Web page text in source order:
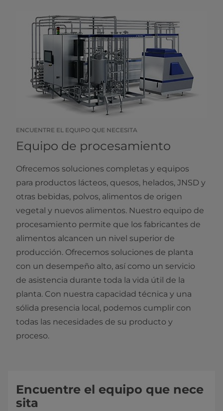
ENCUENTRE EL EQUIPO QUE NECESITA
Equipo de procesamiento
Ofrecemos soluciones completas y equipos
para productos lácteos, quesos, helados, JNSD y
otras bebidas, polvos, alimentos de origen
vegetal y nuevos alimentos. Nuestro equipo de
procesamiento permite que los fabricantes de
alimentos alcancen un nivel superior de
producción. Ofrecemos soluciones de planta
con un desempeño alto, así como un servicio
de asistencia durante toda la vida útil de la
planta. Con nuestra capacidad técnica y una
sólida presencia local, podemos cumplir con
todas las necesidades de su producto y
proceso.
Encuentre el equipo que nece
sita